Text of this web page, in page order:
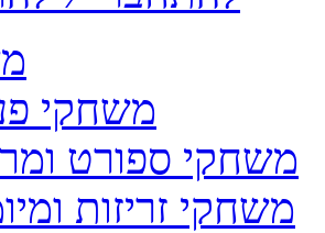
משחקי
משחקי ספורט
משחקי זריזות